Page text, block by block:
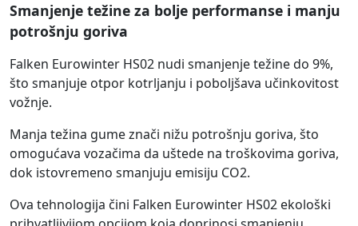
Smanjenje težine za bolje performanse i manju
potrošnju goriva
Falken Eurowinter HS02 nudi smanjenje težine do 9%,
što smanjuje otpor kotrljanju i poboljšava učinkovitost
vožnje.
Manja težina gume znači nižu potrošnju goriva, što
omogućava vozačima da uštede na troškovima goriva,
dok istovremeno smanjuju emisiju CO2.
Ova tehnologija čini Falken Eurowinter HS02 ekološki